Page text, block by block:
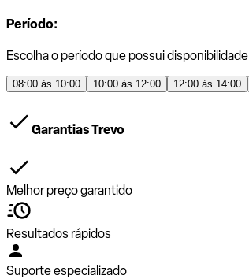
Período:
Escolha o período que possui disponibilidade
08:00 às 10:00 10:00 às 12:00 12:00 às 14:00
Garantias Trevo
Melhor preço garantido
Resultados rápidos
Suporte especializado